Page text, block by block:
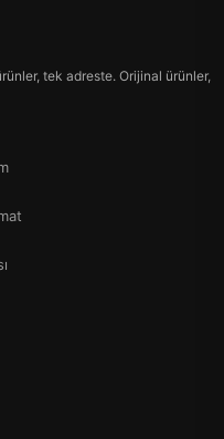
tek adreste. Orijinal ürünler,